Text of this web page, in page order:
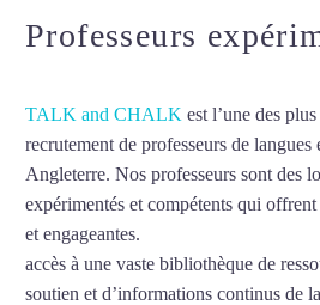
Professeurs
TALK and CHALK est l’une des
recrutement de professeurs de
Angleterre. Nos professeurs sont des
expérimentés et compétents qui
et engageantes.
accès à une vaste bibliothèque de
soutien et d’informations continus de